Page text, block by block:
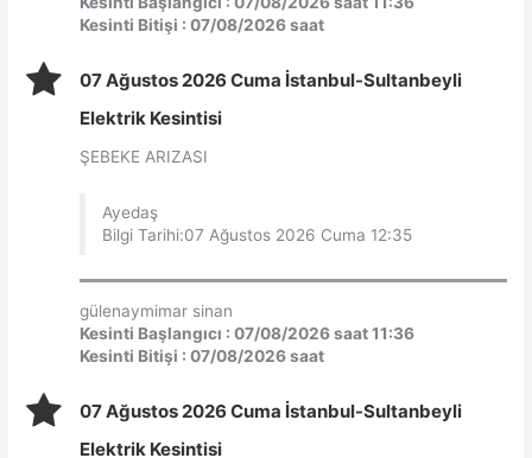
Kesinti Bitişi : 07/08/2026 saat
07 Ağustos 2026 Cuma İstanbul-Sultanbeyli
Elektrik Kesintisi
ŞEBEKE ARIZASI
Ayedaş
Bilgi Tarihi:07 Ağustos 2026 Cuma 12:35
gülenaymimar sinan
Kesinti Başlangıcı : 07/08/2026 saat 11:36
Kesinti Bitişi : 07/08/2026 saat
07 Ağustos 2026 Cuma İstanbul-Sultanbeyli
Elektrik Kesintisi